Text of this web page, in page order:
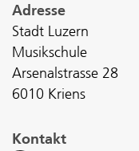
Adresse
Stadt Luzern
Musikschule
Arsenalstrasse 28
6010 Kriens
Kontakt